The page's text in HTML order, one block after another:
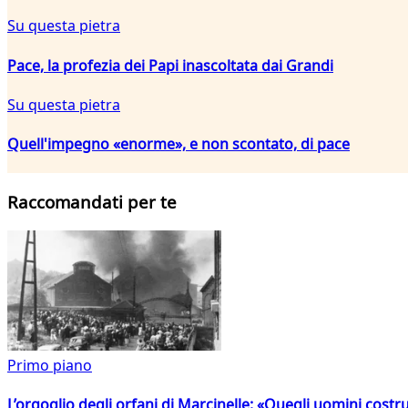
Su questa pietra
Pace, la profezia dei Papi inascoltata dai Grandi
Su questa pietra
Quell'impegno «enorme», e non scontato, di pace
Raccomandati per te
Primo piano